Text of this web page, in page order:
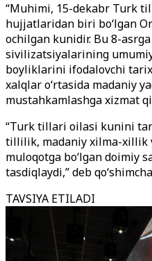
“Muhimi, 15-dekabr Turk
hujjatlaridan biri bo‘lgan
ochilgan kunidir. Bu 8-
sivilizatsiyalarining
boyliklarini ifodalovchi
xalqlar o‘rtasida madaniy
mustahkamlashga xizmat
“Turk tillari oilasi kunini
tillilik, madaniy xilma-xillik
muloqotga bo‘lgan doimiy
tasdiqlaydi,” deb
TAVSIYA ETILADI